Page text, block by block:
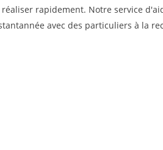
rapidement. Notre service
avec des particuliers à la